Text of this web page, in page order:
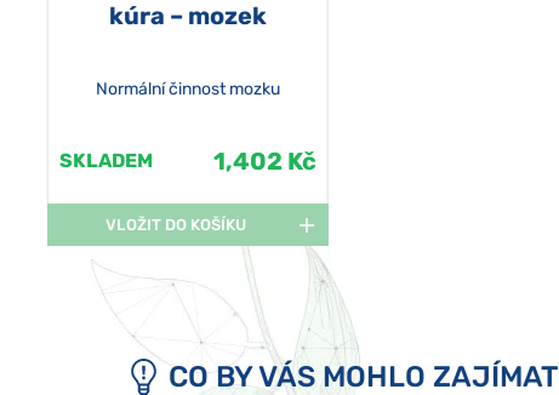
kúra – mozek
Normální činnost mozku
SKLADEM 1,402 Kč
VLOŽIT DO KOŠÍKU
CO BY VÁS MOHLO ZAJÍMAT